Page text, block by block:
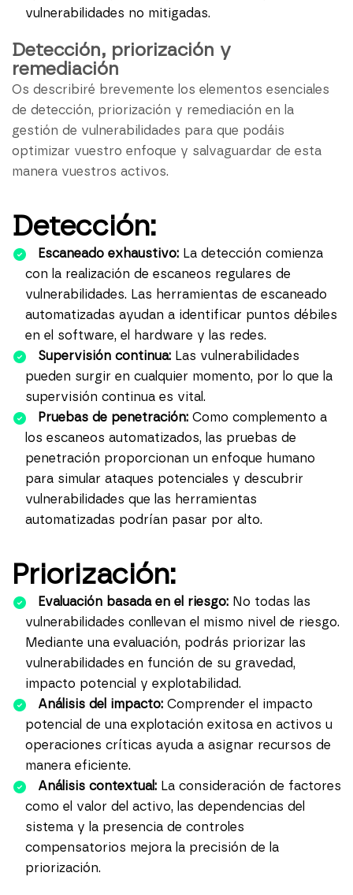
vulnerabilidades no mitigadas.
Detección, priorización y
remediación
Os describiré brevemente los elementos esenciales
de detección, priorización y remediación en la
gestión de vulnerabilidades para que podáis
optimizar vuestro enfoque y salvaguardar de esta
manera vuestros activos.
Detección:
Escaneado exhaustivo: La detección comienza
con la realización de escaneos regulares de
vulnerabilidades. Las herramientas de escaneado
automatizadas ayudan a identificar puntos débiles
en el software, el hardware y las redes.
Supervisión continua: Las vulnerabilidades
pueden surgir en cualquier momento, por lo que la
supervisión continua es vital.
Pruebas de penetración: Como complemento a
los escaneos automatizados, las pruebas de
penetración proporcionan un enfoque humano
para simular ataques potenciales y descubrir
vulnerabilidades que las herramientas
automatizadas podrían pasar por alto.
Priorización:
Evaluación basada en el riesgo: No todas las
vulnerabilidades conllevan el mismo nivel de riesgo.
Mediante una evaluación, podrás priorizar las
vulnerabilidades en función de su gravedad,
impacto potencial y explotabilidad.
Análisis del impacto: Comprender el impacto
potencial de una explotación exitosa en activos u
operaciones críticas ayuda a asignar recursos de
manera eficiente.
Análisis contextual: La consideración de factores
como el valor del activo, las dependencias del
sistema y la presencia de controles
compensatorios mejora la precisión de la
priorización.